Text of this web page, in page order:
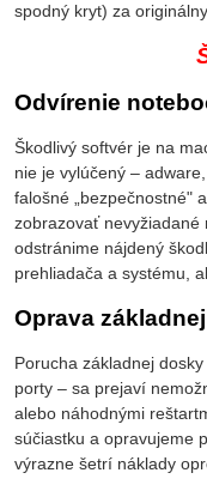
spodný kryt) za
Odvírenie
Škodlivý softvér je na
nie je vylúčený –
falošné „bezpečnostné"
zobrazovať nevyžiadané
odstránime nájdený
prehliadača a systému,
Oprava
Porucha základnej
porty – sa prejaví
alebo náhodnými
súčiastku a opravujeme
výrazne šetrí náklady